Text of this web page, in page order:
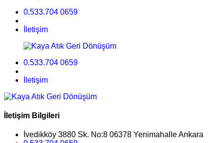
0.533.704 0659
İletişim
0.533.704 0659
İletişim
İletişim Bilgileri
İvedikköy 3880 Sk. No:8 06378 Yenimahalle Ankara